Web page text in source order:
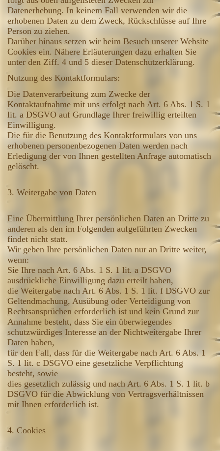
Datenerhebung. In keinem Fall verwenden wir die
erhobenen Daten zu dem Zweck, Rückschlüsse auf Ihre
Person zu ziehen.
Darüber hinaus setzen wir beim Besuch unserer Website
Cookies ein. Nähere Erläuterungen dazu erhalten Sie
unter den Ziff. 4 und 5 dieser Datenschutzerklärung.
Nutzung des Kontaktformulars:
Die Datenverarbeitung zum Zwecke der
Kontaktaufnahme mit uns erfolgt nach Art. 6 Abs. 1 S. 1
lit. a DSGVO auf Grundlage Ihrer freiwillig erteilten
Einwilligung.
Die für die Benutzung des Kontaktformulars von uns
erhobenen personenbezogenen Daten werden nach
Erledigung der von Ihnen gestellten Anfrage automatisch
gelöscht.
3. Weitergabe von Daten
Eine Übermittlung Ihrer persönlichen Daten an Dritte zu
anderen als den im Folgenden aufgeführten Zwecken
findet nicht statt.
Wir geben Ihre persönlichen Daten nur an Dritte weiter,
wenn:
Sie Ihre nach Art. 6 Abs. 1 S. 1 lit. a DSGVO
ausdrückliche Einwilligung dazu erteilt haben,
die Weitergabe nach Art. 6 Abs. 1 S. 1 lit. f DSGVO zur
Geltendmachung, Ausübung oder Verteidigung von
Rechtsansprüchen erforderlich ist und kein Grund zur
Annahme besteht, dass Sie ein überwiegendes
schutzwürdiges Interesse an der Nichtweitergabe Ihrer
Daten haben,
für den Fall, dass für die Weitergabe nach Art. 6 Abs. 1
S. 1 lit. c DSGVO eine gesetzliche Verpflichtung
besteht, sowie
dies gesetzlich zulässig und nach Art. 6 Abs. 1 S. 1 lit. b
DSGVO für die Abwicklung von Vertragsverhältnissen
mit Ihnen erforderlich ist.
4. Cookies